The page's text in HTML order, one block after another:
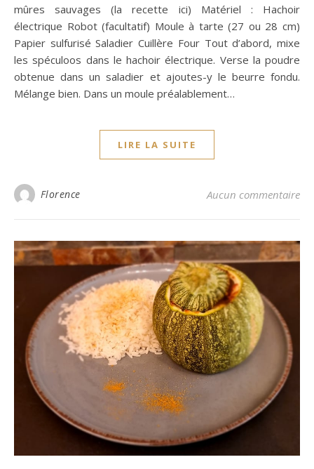
mûres sauvages (la recette ici) Matériel : Hachoir
électrique Robot (facultatif) Moule à tarte (27 ou 28 cm)
Papier sulfurisé Saladier Cuillère Four Tout d’abord, mixe
les spéculoos dans le hachoir électrique. Verse la poudre
obtenue dans un saladier et ajoutes-y le beurre fondu.
Mélange bien. Dans un moule préalablement…
LIRE LA SUITE
Florence Aucun commentaire